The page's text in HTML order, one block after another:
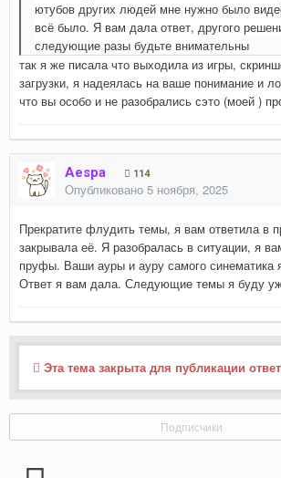
ютубов других людей мне нужно было
всё было. Я вам дала ответ, другого
следующие разы будьте внимательны
так я же писала что выходила из игры,
загрузки, я надеялась на ваше понимание и
что вы особо и не разобрались сэто (моей )
Aespa 114
Опубликовано 5 ноября, 2025
Прекратите флудить темы, я вам ответила в
закрывала её. Я разобралась в ситуации, я
пруфы. Ваши ауры и ауру самого синематика
Ответ я вам дала. Следующие темы я буду
Эта тема закрыта для публикации
Подписчики